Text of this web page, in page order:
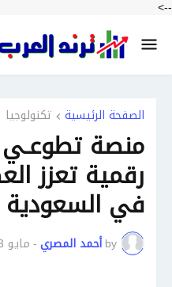
-->
الصفحة الرئيسية تكنولوجيا
منصة
رقمية تعزز
في السعودية
byأحمد المصري-مايو 13, 2025